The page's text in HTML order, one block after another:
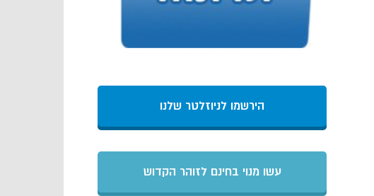
הירשמו לניוזלטר שלנו
עשו מנוי בחינם לזוהר הקדוש